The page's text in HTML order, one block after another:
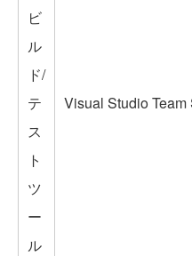
ビ
ル
ド/
テ
ス
ト
ツ
ー
ル
Visual Studio